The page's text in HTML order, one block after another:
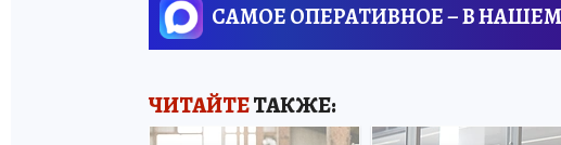
САМОЕ ОПЕРАТИВНОЕ – В НАШЕМ
ЧИТАЙТЕТАКЖЕ: